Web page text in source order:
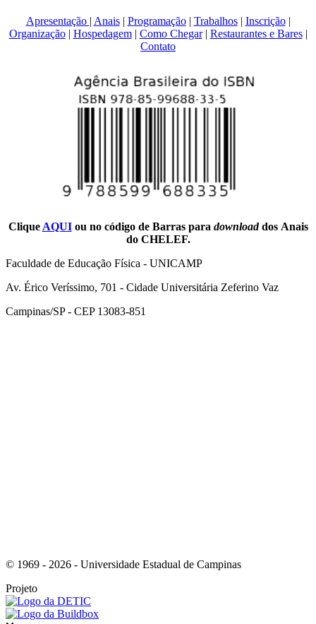
Apresentação | Anais| Programação| Trabalhos| Inscrição|
Organização| Hospedagem| Como Chegar| Restaurantes e Bares|
Contato
Clique AQUIou no código de Barras para downloaddos Anais
do CHELEF.
Faculdade de Educação Física - UNICAMP
Av. Érico Veríssimo, 701 - Cidade Universitária Zeferino Vaz
Campinas/SP - CEP 13083-851
© 1969 - 2026 - Universidade Estadual de Campinas
Projeto